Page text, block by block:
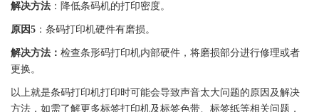
解决方法 ：降低条码机的打印密度。
原因5 ： 条码打印机硬件有磨损。
解决方法： 检查条形码打印机内部硬件，将磨损部分进行修理或者
更换。
以上就是条码打印机打印时可能会导致声音太大问题的原因及解决
方法，如需了解更多标签打印机及标签色带、 标签纸等相关问题，